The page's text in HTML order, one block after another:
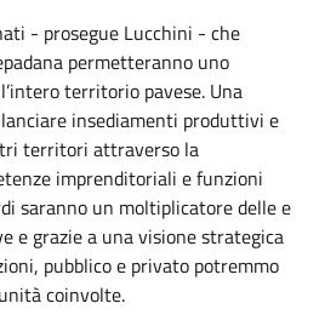
- prosegue Lucchini - che
permetteranno uno
territorio pavese. Una
insediamenti produttivi e
territori attraverso la
imprenditoriali e funzioni
saranno un moltiplicatore delle e
e grazie a una visione strategica
pubblico e privato potremmo
coinvolte.